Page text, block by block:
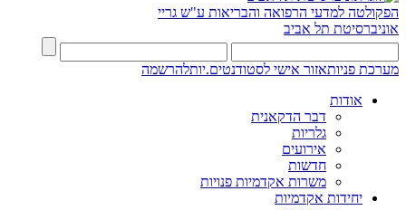
הפקולטה למדעי הרפואה והבריאות ע"ש גריי
אוניברסיטת תל אביב
מערכת פניותאזור אישי לסטודנטים.יותלהרשמה
אודות
דבר הדקאנית
גלריות
אירועים
חדשות
משרות אקדמיות פנויות
יחידות אקדמיות